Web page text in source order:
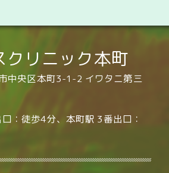
クリニック本町
中央区本町3-1-2 イワタニ第三
：徒歩4分、本町駅 3番出口：